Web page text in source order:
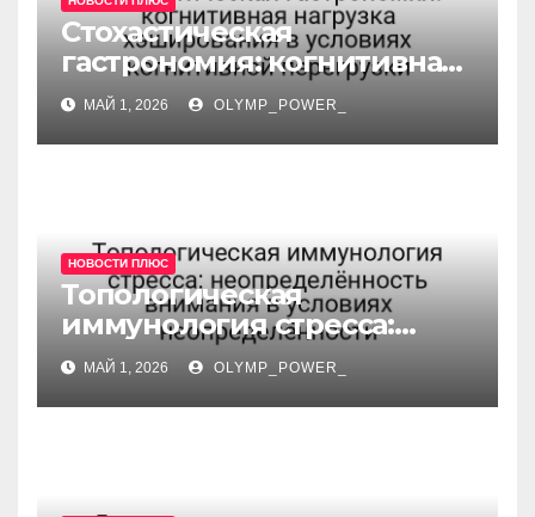
Стохастическая
гастрономия: когнитивная
нагрузка хэширования в
условиях когнитивной
перегрузки
МАЙ 1, 2026 OLYMP_POWER_
НОВОСТИ ПЛЮС
Топологическая
иммунология стресса:
неопределённость
внимания в условиях
неопределённости
МАЙ 1, 2026 OLYMP_POWER_